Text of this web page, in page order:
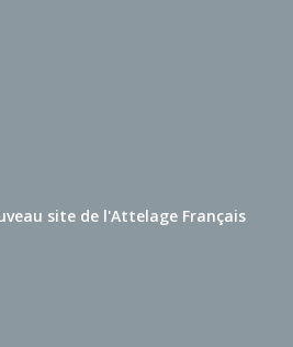
site de l'Attelage Français